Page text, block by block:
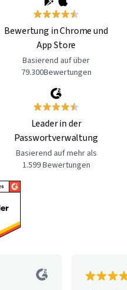
Bewertung in Chrome und
App Store
Basierend auf über
79.300Bewertungen
Leader in der
Passwortverwaltung
Basierend auf mehr als
1.599 Bewertungen